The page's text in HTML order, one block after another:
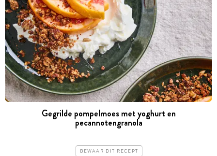
Gegrilde pompelmoes met yoghurt en
pecannotengranola
BEWAAR DIT RECEPT